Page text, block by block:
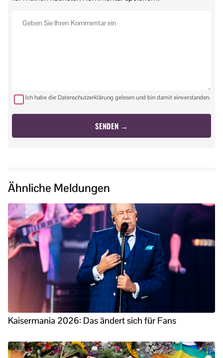
Ich habe die Datenschutzerklärung gelesen und bin damit einverstanden.
Ähnliche Meldungen
Kaisermania 2026: Das ändert sich für Fans